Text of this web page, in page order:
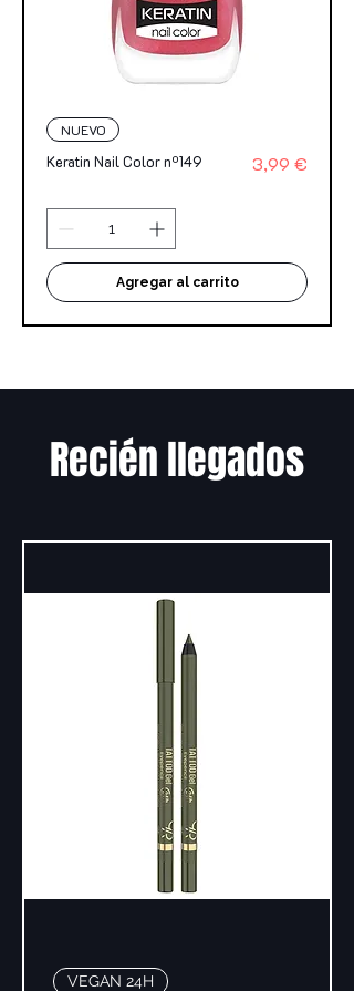
NUEVO
Keratin Nail Color nº149 Precio
3,99 €
Agregar al carrito
Recién llegados
VEGAN 24H